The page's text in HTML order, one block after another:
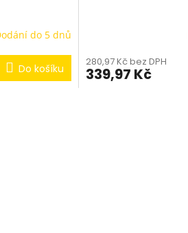
do 5 dnů
Do košíku 280,97 Kč bez DPH
339,97 Kč